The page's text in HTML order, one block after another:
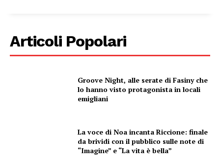
AREEINTERNE
Articoli Popolari
Groove Night, alle serate di Fasiny che
lo hanno visto protagonista in locali
emigliani
La voce di Noa incanta Riccione: finale
da brividi con il pubblico sulle note di
“Imagine” e “La vita è bella”